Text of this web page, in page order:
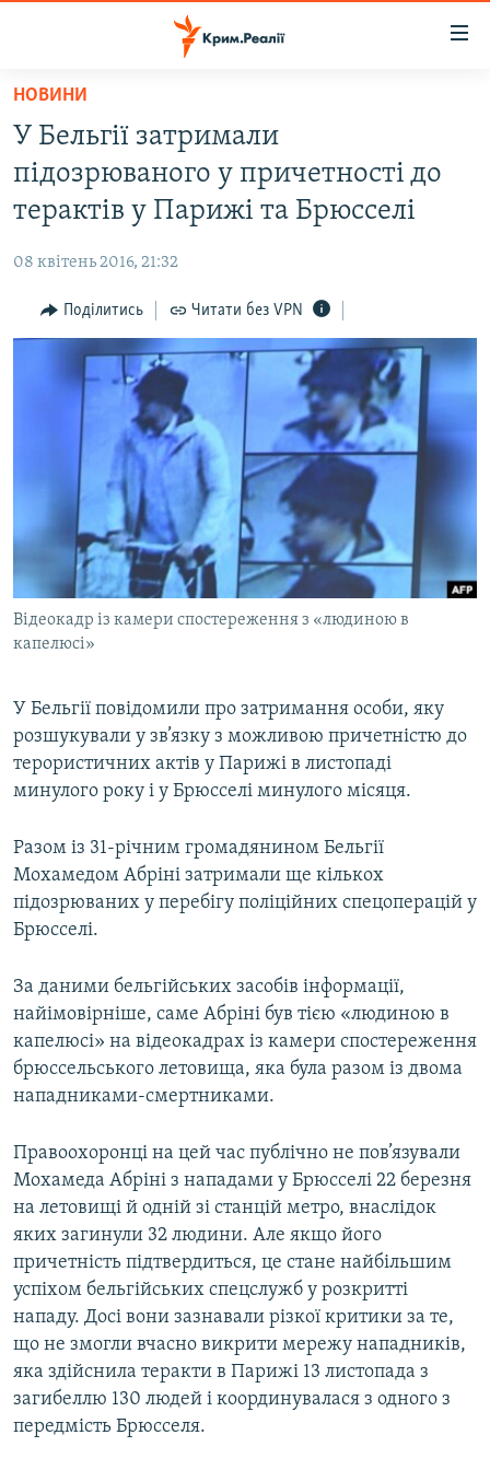
Перейти
основного
матеріалу
до
основної
Перейти
до
ВІДЕО ТА ФОТО
БЛОГИ
ПОГЛЯД
ІНТЕРВ'Ю
ВСЕ ЗА ДЕНЬ
СПЕЦПРОЕКТИ
ДЕПОРТАЦІЯ
ВІДЕОУРОКИ «ELIFBE»
СВІДЧЕННЯ ОКУПАЦІЇ
УКРАЇНСЬКА ПРОБЛЕМА КРИМУ
ІНФОГРАФІКА
ЯК ОБІЙТИ БЛОКУВАННЯ
Русский
Qırımtatar
ДОЛУЧАЙСЯ!
Усі сайти RFE/RL
НОВИНИ
У Бельгії затримали
підозрюваного у причетності до
терактів у Парижі та Брюсселі
08 квітень 2016, 21:32
Поділитись Читати без VPN
Відеокадр із камери спостереження з «людиною в
капелюсі»
У Бельгії повідомили про затримання особи, яку
розшукували у зв’язку з можливою причетністю до
терористичних актів у Парижі в листопаді
минулого року і у Брюсселі минулого місяця.
Разом із 31-річним громадянином Бельгії
Мохамедом Абріні затримали ще кількох
підозрюваних у перебігу поліційних спецоперацій у
Брюсселі.
За даними бельгійських засобів інформації,
найімовірніше, саме Абріні був тією «людиною в
капелюсі» на відеокадрах із камери спостереження
брюссельського летовища, яка була разом із двома
нападниками-смертниками.
Правоохоронці на цей час публічно не пов’язували
Мохамеда Абріні з нападами у Брюсселі 22 березня
на летовищі й одній зі станцій метро, внаслідок
яких загинули 32 людини. Але якщо його
причетність підтвердиться, це стане найбільшим
успіхом бельгійських спецслужб у розкритті
нападу. Досі вони зазнавали різкої критики за те,
що не змогли вчасно викрити мережу нападників,
яка здійснила теракти в Парижі 13 листопада з
загибеллю 130 людей і координувалася з одного з
передмість Брюсселя.